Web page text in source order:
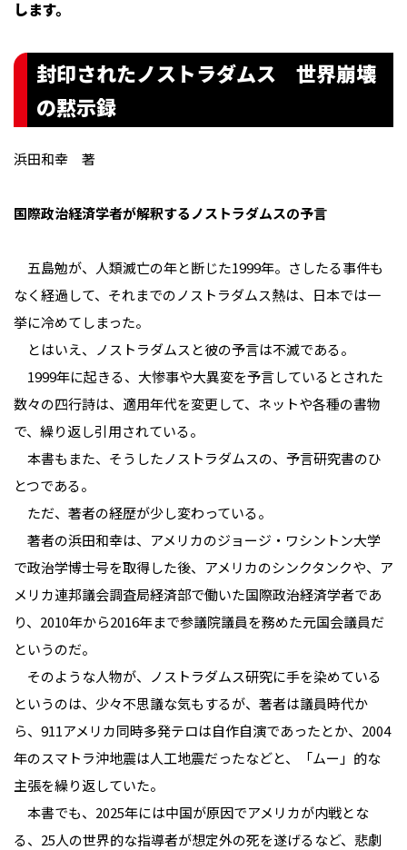
します。
封印されたノストラダムス 世界崩壊
の黙示録
浜田和幸 著
国際政治経済学者が解釈するノストラダムスの予言
五島勉が、人類滅亡の年と断じた1999年。さしたる事件も
なく経過して、それまでのノストラダムス熱は、日本では一
挙に冷めてしまった。
とはいえ、ノストラダムスと彼の予言は不滅である。
1999年に起きる、大惨事や大異変を予言しているとされた
数々の四行詩は、適用年代を変更して、ネットや各種の書物
で、繰り返し引用されている。
本書もまた、そうしたノストラダムスの、予言研究書のひ
とつである。
ただ、著者の経歴が少し変わっている。
著者の浜田和幸は、アメリカのジョージ・ワシントン大学
で政治学博士号を取得した後、アメリカのシンクタンクや、ア
メリカ連邦議会調査局経済部で働いた国際政治経済学者であ
り、2010年から2016年まで参議院議員を務めた元国会議員だ
というのだ。
そのような人物が、ノストラダムス研究に手を染めている
というのは、少々不思議な気もするが、著者は議員時代か
ら、911アメリカ同時多発テロは自作自演であったとか、2004
年のスマトラ沖地震は人工地震だったなどと、「ムー」的な
主張を繰り返していた。
本書でも、2025年には中国が原因でアメリカが内戦とな
る、25人の世界的な指導者が想定外の死を遂げるなど、悲劇